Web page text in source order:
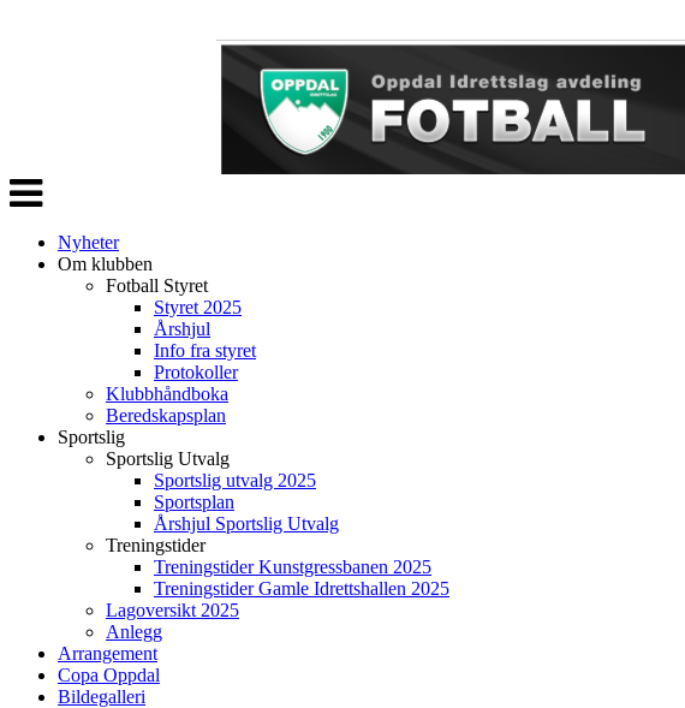
Veksle
navigasjon
Nyheter
Om klubben
Fotball Styret
Styret 2025
Årshjul
Info fra styret
Protokoller
Klubbhåndboka
Beredskapsplan
Sportslig
Sportslig Utvalg
Sportslig utvalg 2025
Sportsplan
Årshjul Sportslig Utvalg
Treningstider
Treningstider Kunstgressbanen 2025
Treningstider Gamle Idrettshallen 2025
Lagoversikt 2025
Anlegg
Arrangement
Copa Oppdal
Bildegalleri